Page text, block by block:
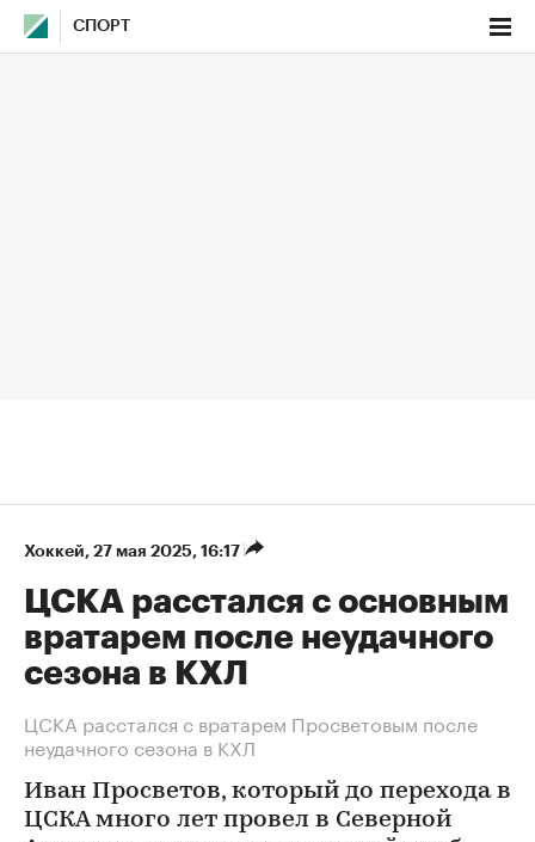
СПОРТ
Хоккей⁠, 27 мая 2025, 16:17
ЦСКА расстался с основным
вратарем после неудачного
сезона в КХЛ
ЦСКА расстался с вратарем Просветовым после
неудачного сезона в КХЛ
Иван Просветов, который до перехода в
ЦСКА много лет провел в Северной